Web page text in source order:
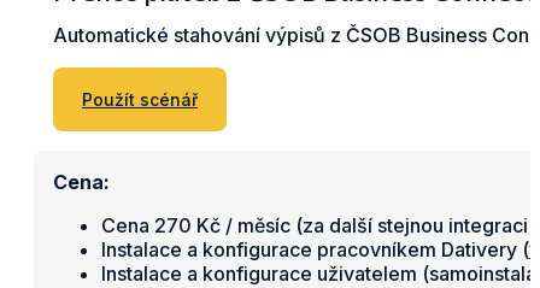
Automatické stahování výpisů z ČSOB Business
Použít scénář
Cena:
Cena 270 Kč / měsíc (za další stejnou integraci
Instalace a konfigurace pracovníkem Dativery (
Instalace a konfigurace uživatelem